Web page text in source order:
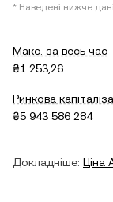
* Наведені нижче
Макс. за весь час
₴1 253,26
Ринкова
₴5 943 586 284
Докладніше: Ціна